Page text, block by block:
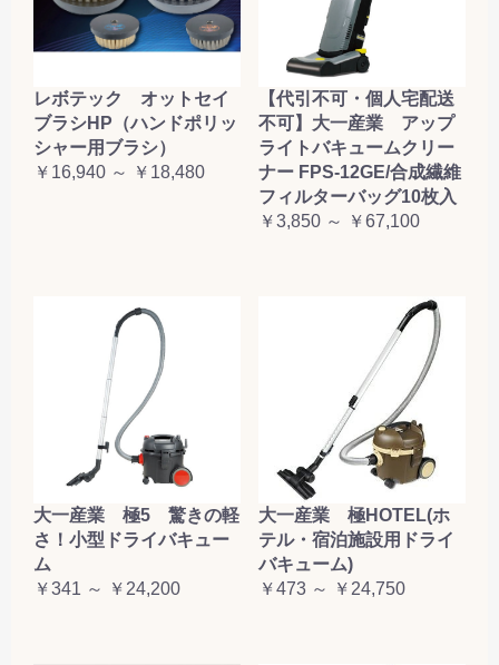
レボテック オットセイ
ブラシHP（ハンドポリッ
シャー用ブラシ）
￥16,940 ～ ￥18,480
【代引不可・個人宅配送
不可】大一産業 アップ
ライトバキュームクリー
ナー FPS-12GE/合成繊維
フィルターバッグ10枚入
￥3,850 ～ ￥67,100
大一産業 極5 驚きの軽
さ！小型ドライバキュー
ム
￥341 ～ ￥24,200
大一産業 極HOTEL(ホ
テル・宿泊施設用ドライ
バキューム)
￥473 ～ ￥24,750